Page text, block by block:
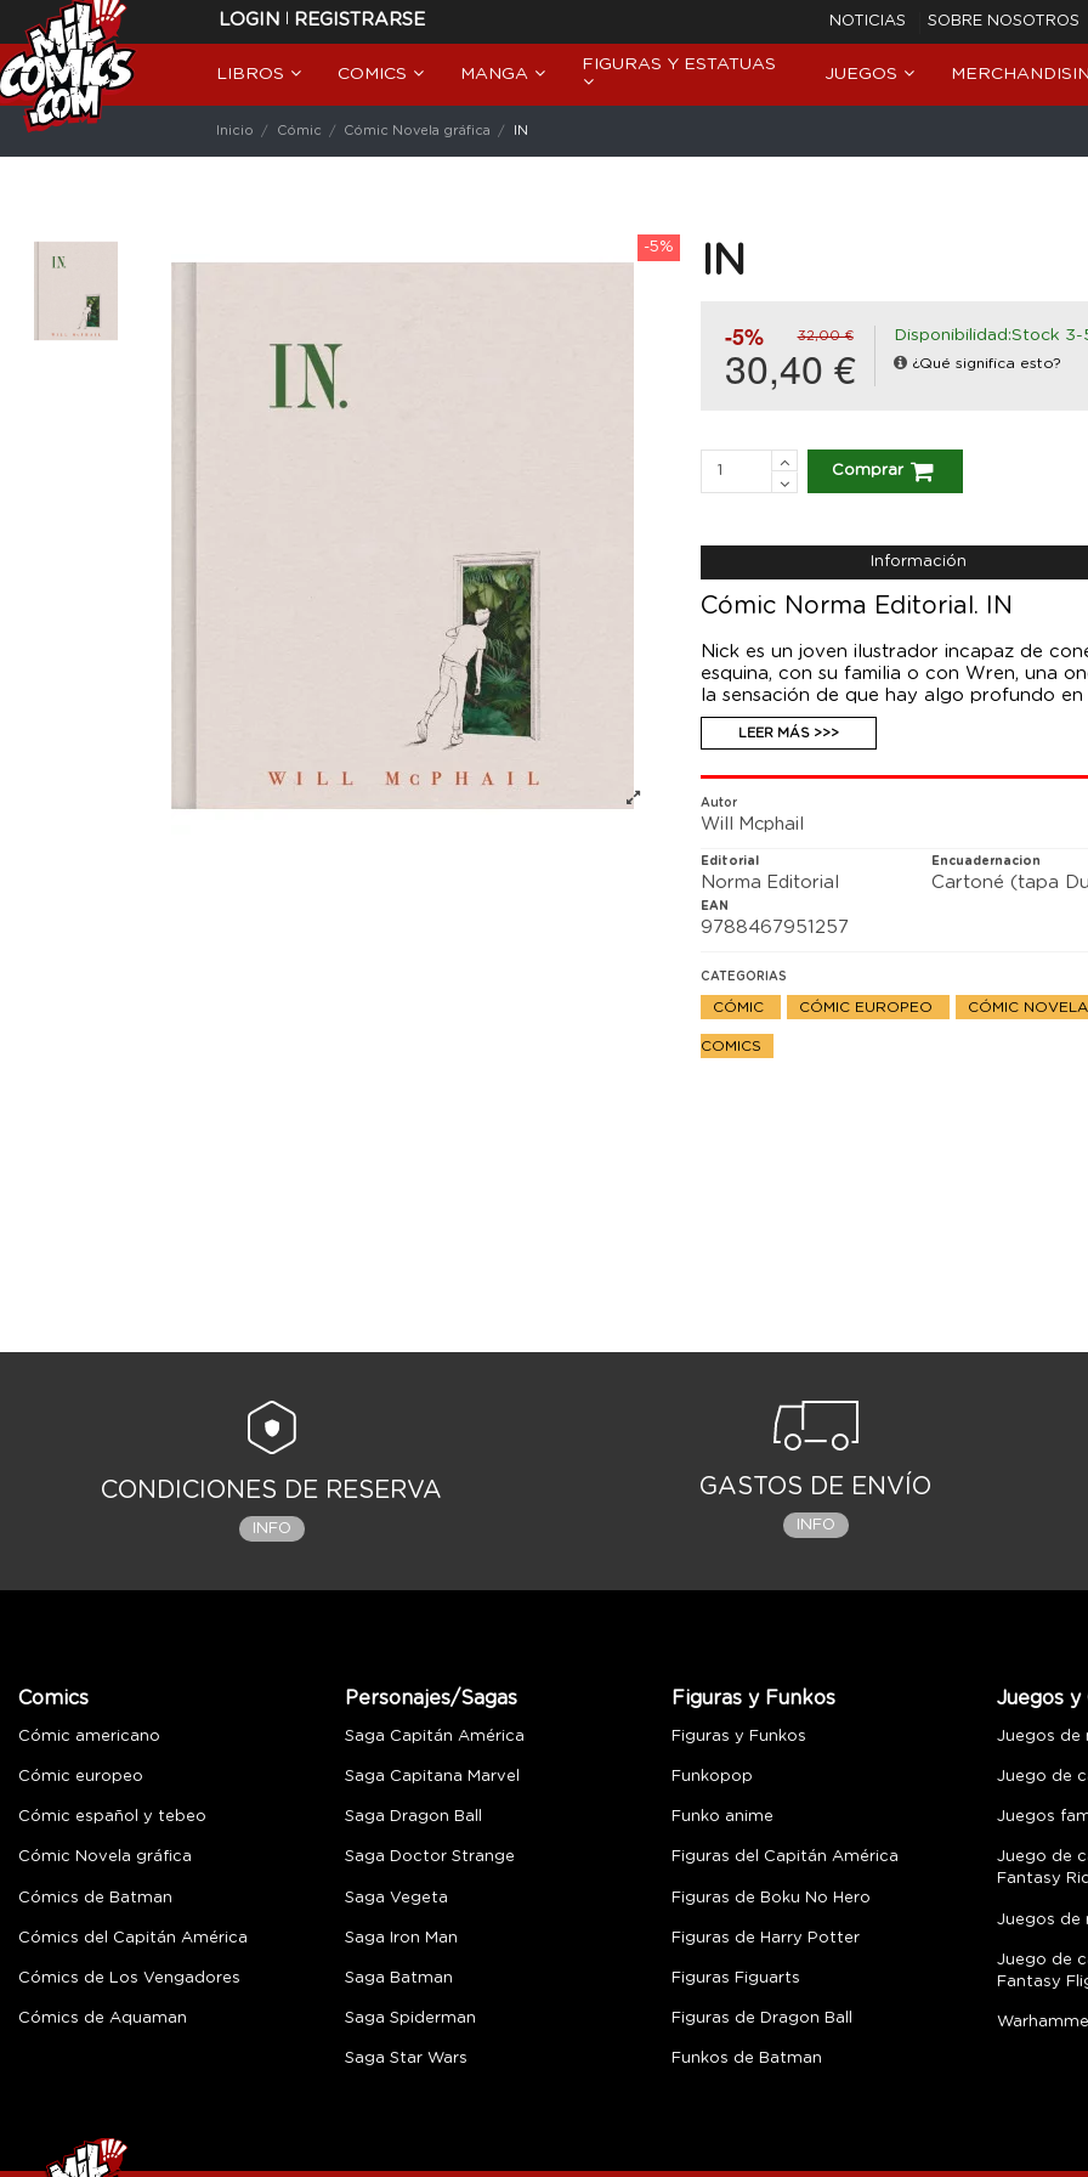
LOGIN | REGISTRARSE NOTICIAS SOBRE NOSOTROS
LIBROS COMICS MANGA
FIGURAS Y ESTATUAS
JUEGOS
Inicio Cómic Cómic Novela gráfica IN
-5% IN
-5% 32,00 €
30,40 €
Disponibilidad:Stock 3-
¿Qué significa esto?
Comprar
Información
Cómic Norma Editorial. IN
Nick es un joven ilustrador incapaz de
esquina, con su familia o con Wren, una
la sensación de que hay algo profundo
interactúe con ellas. Su vida social no es
perdidas en pretenciosas cafeterías
importa, y es entonces cuando descubre
alrededor. Will McPhail presenta con su
prima que es a la vez emotiva, novedosa
e ilustraciones para The New Yorker
como Private Eye o New Statesman. En
Cartoonist's Association y en 2016 el
al mejor humorista gráfico. Vive en
LEER MÁS >>>
Autor
Will Mcphail
Editorial
Norma Editorial
Encuadernacion
Cartoné (tapa
EAN
9788467951257
CATEGORIAS
CÓMIC CÓMIC EUROPEO CÓMIC
COMICS
CONDICIONES DE RESERVA
INFO
GASTOS DE ENVÍO
INFO
Comics
Cómic americano
Cómic europeo
Cómic español y tebeo
Cómic Novela gráfica
Cómics de Batman
Cómics del Capitán América
Cómics de Los Vengadores
Cómics de Aquaman
Personajes/Sagas
Saga Capitán América
Saga Capitana Marvel
Saga Dragon Ball
Saga Doctor Strange
Saga Vegeta
Saga Iron Man
Saga Batman
Saga Spiderman
Saga Star Wars
Figuras y Funkos
Figuras y Funkos
Funkopop
Funko anime
Figuras del Capitán América
Figuras de Boku No Hero
Figuras de Harry Potter
Figuras Figuarts
Figuras de Dragon Ball
Funkos de Batman
Juegos y
Juegos de
Juego de
Juegos
Juego de
Fantasy
Juegos de
Juego de
Fantasy